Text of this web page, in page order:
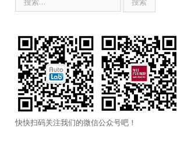
快快扫码关注我们的微信公众号吧！